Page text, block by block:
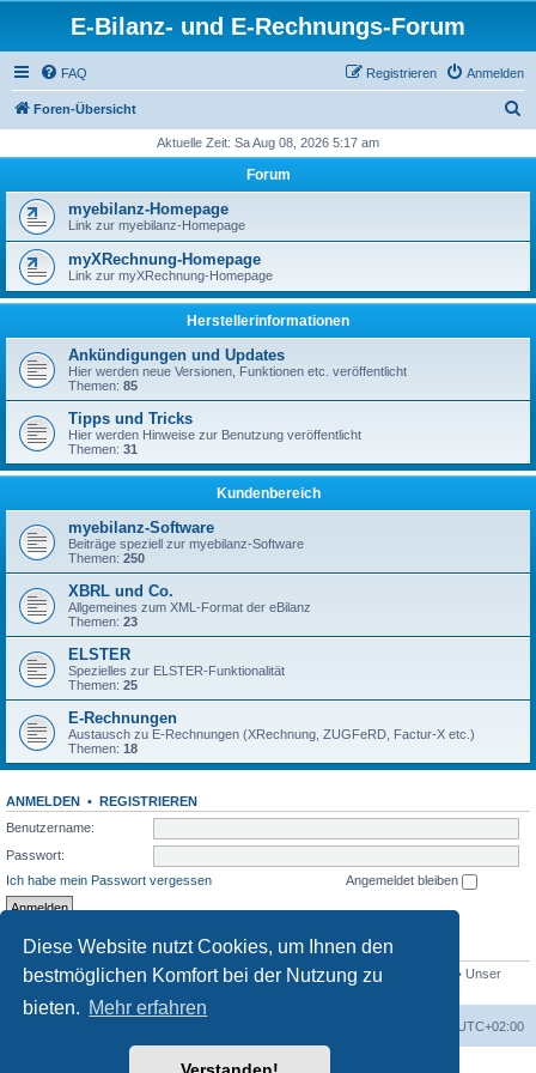
Diese Website nutzt Cookies, um Ihnen den
bestmöglichen Komfort bei der Nutzung zu
bieten. Mehr erfahren
E-Bilanz- und E-Rechnungs-Forum
FAQ Anmelden
Registrieren
Foren-Übersicht
h
Aktuelle Zeit: Sa Aug 08, 2026 5:17 am
Forum
myebilanz-Homepage
Link zur myebilanz-Homepage
myXRechnung-Homepage
Link zur myXRechnung-Homepage
Herstellerinformationen
Ankündigungen und Updates
Hier werden neue Versionen, Funktionen etc. veröffentlicht
Themen: 85
Tipps und Tricks
Hier werden Hinweise zur Benutzung veröffentlicht
Themen: 31
Kundenbereich
myebilanz-Software
Beiträge speziell zur myebilanz-Software
Themen: 250
XBRL und Co.
Allgemeines zum XML-Format der eBilanz
Themen: 23
ELSTER
Spezielles zur ELSTER-Funktionalität
Themen: 25
E-Rechnungen
Austausch zu E-Rechnungen (XRechnung, ZUGFeRD, Factur-X etc.)
Themen: 18
ANMELDEN • REGISTRIEREN
Benutzername:
Passwort:
Ich habe mein Passwort vergessen
Angemeldet bleiben
STATISTIK
Beiträge insgesamt1558 • Themen insgesamt432 • Mitglieder insgesamt
• Unser
neuestes Mitglied:
UTC+02:00
Powered byphpBB® Forum Software © phpBB Limited